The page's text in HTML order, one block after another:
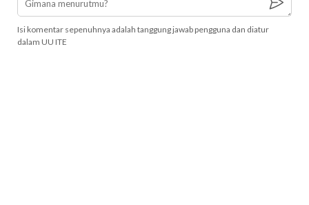
Isi komentar sepenuhnya adalah tanggung jawab pengguna dan diatur
dalam UU ITE